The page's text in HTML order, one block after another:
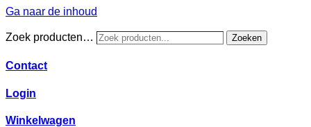
Ga naar de inhoud
Zoek producten… Zoeken
Contact
Login
Winkelwagen